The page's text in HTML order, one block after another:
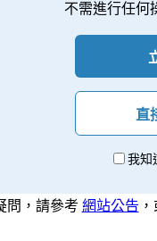
不需進行任何
直
我知
問，請參考 網站公告